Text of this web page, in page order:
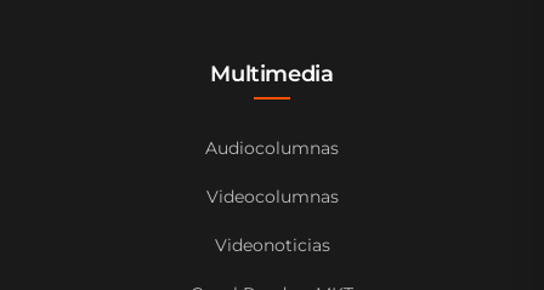
Multimedia
Audiocolumnas
Videocolumnas
Videonoticias